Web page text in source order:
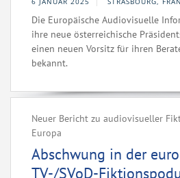
Die Europäische Audiovisuelle
ihre neue österreichische
einen neuen Vorsitz für ihren
bekannt.
Neuer Bericht zu audiovisueller
Europa
Abschwung in der
TV-/SVoD-